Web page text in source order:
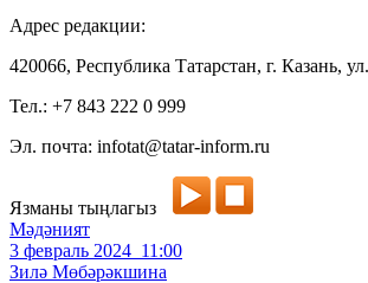
Адрес редакции:
420066, Республика Татарстан, г. Казань,
Тел.: +7 843 222 0 999
Эл. почта: infotat@tatar-inform.ru
Язманы тыңлагыз
Мәдәният
3 февраль 2024 11:00
Зилә Мөбәрәкшина